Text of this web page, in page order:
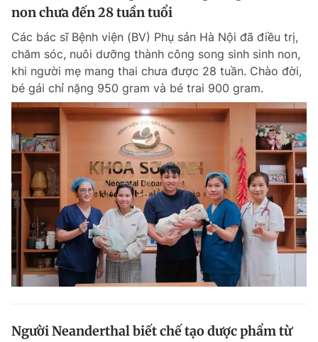
non chưa đến 28 tuần tuổi
Các bác sĩ Bệnh viện (BV) Phụ sản Hà Nội đã điều trị,
chăm sóc, nuôi dưỡng thành công song sinh sinh non,
khi người mẹ mang thai chưa được 28 tuần. Chào đời,
bé gái chỉ nặng 950 gram và bé trai 900 gram.
Người Neanderthal biết chế tạo dược phẩm từ